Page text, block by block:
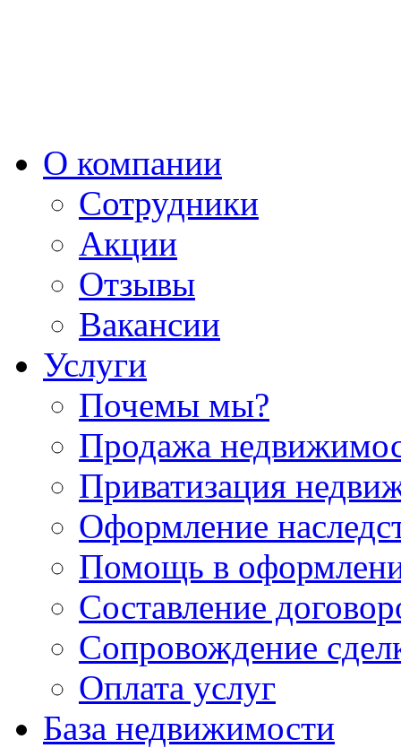
О компании
Сотрудники
Акции
Отзывы
Вакансии
Услуги
Почемы мы?
Продажа
Приватизация
Оформление
Помощь в
Составление
Сопровождение
Оплата услуг
База недвижимости